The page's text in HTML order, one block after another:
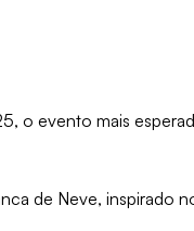
o evento mais
de Neve, inspirado